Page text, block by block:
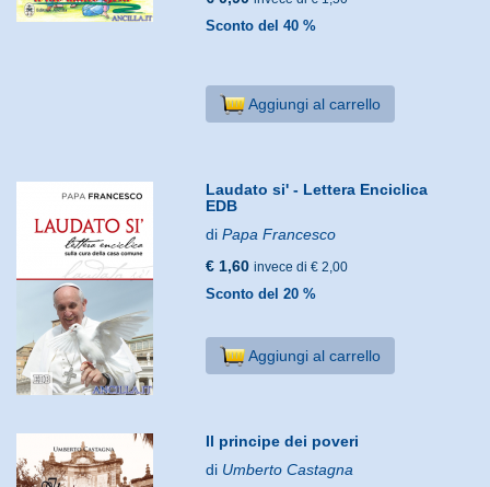
Sconto del 40 %
Aggiungi al carrello
Laudato si' - Lettera Enciclica
EDB
diPapa Francesco
€ 1,60 invece di € 2,00
Sconto del 20 %
Aggiungi al carrello
Il principe dei poveri
di Umberto Castagna